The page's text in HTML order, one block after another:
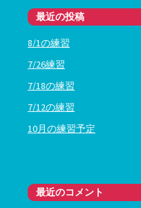
最近の投稿
8/1の練習
7/26練習
7/18の練習
7/12の練習
10月の練習予定
最近のコメント